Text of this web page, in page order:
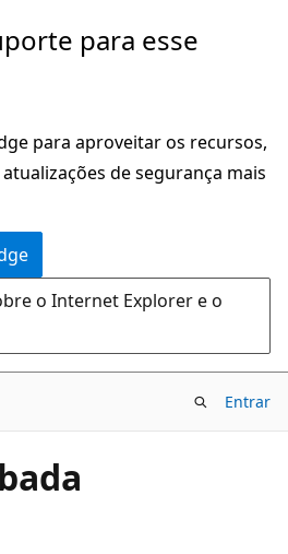
para esse
para aproveitar os recursos,
de segurança mais
o Internet Explorer e o
Entrar